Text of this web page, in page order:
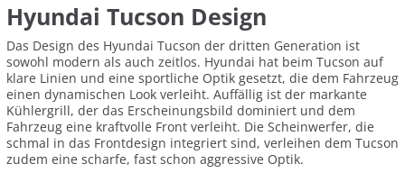
Hyundai Tucson Design
Das Design des Hyundai Tucson der dritten Generation ist
sowohl modern als auch zeitlos. Hyundai hat beim Tucson auf
klare Linien und eine sportliche Optik gesetzt, die dem Fahrzeug
einen dynamischen Look verleiht. Auffällig ist der markante
Kühlergrill, der das Erscheinungsbild dominiert und dem
Fahrzeug eine kraftvolle Front verleiht. Die Scheinwerfer, die
schmal in das Frontdesign integriert sind, verleihen dem Tucson
zudem eine scharfe, fast schon aggressive Optik.